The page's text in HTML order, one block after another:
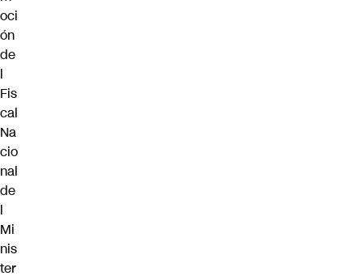
oci
ón
de
l
Fis
cal
Na
cio
nal
de
l
Mi
nis
ter